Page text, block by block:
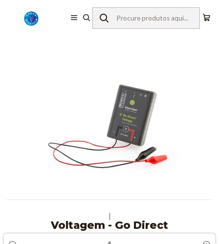
Equipamentos de Laboratório Vernier
Sensores s/ Fios
Voltagem - Go Direct
|
Voltagem - Go Direct